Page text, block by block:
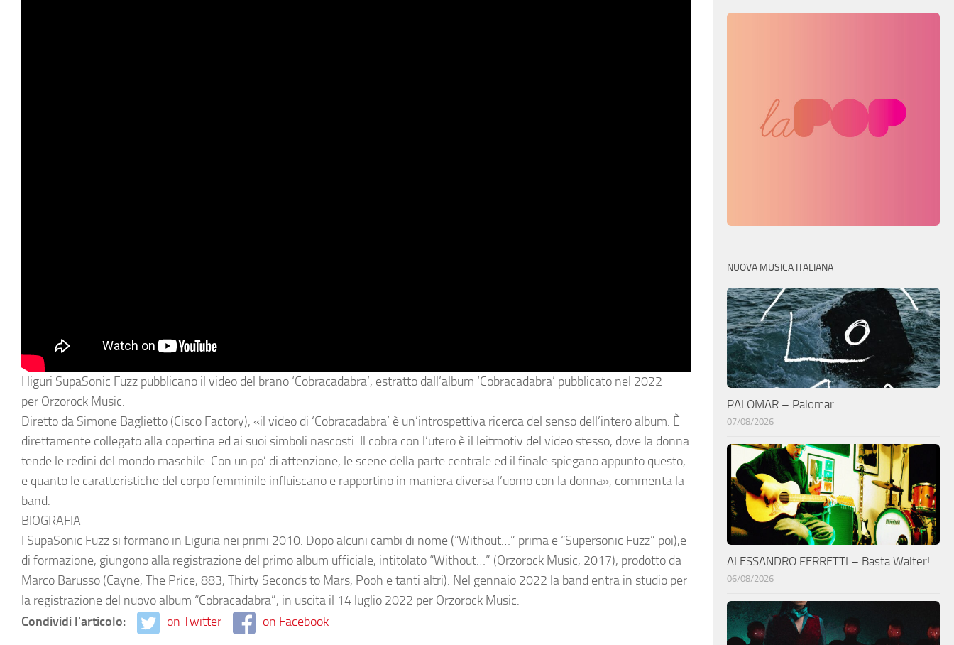
I liguri SupaSonic Fuzz pubblicano il video del brano ‘Cobracadabra’, estratto dall’album ‘Cobracadabra’ pubblicato nel 2022
per Orzorock Music.
Diretto da Simone Baglietto (Cisco Factory), «il video di ‘Cobracadabra’ è un’introspettiva ricerca del senso dell’intero album. È
direttamente collegato alla copertina ed ai suoi simboli nascosti. Il cobra con l’utero è il leitmotiv del video stesso, dove la donna
tende le redini del mondo maschile. Con un po’ di attenzione, le scene della parte centrale ed il finale spiegano appunto questo,
e quanto le caratteristiche del corpo femminile influiscano e rapportino in maniera diversa l’uomo con la donna», commenta la
band.
BIOGRAFIA
I SupaSonic Fuzz si formano in Liguria nei primi 2010. Dopo alcuni cambi di nome (“Without…” prima e “Supersonic Fuzz” poi),e
di formazione, giungono alla registrazione del primo album ufficiale, intitolato “Without…” (Orzorock Music, 2017), prodotto da
Marco Barusso (Cayne, The Price, 883, Thirty Seconds to Mars, Pooh e tanti altri). Nel gennaio 2022 la band entra in studio per
la registrazione del nuovo album “Cobracadabra”, in uscita il 14 luglio 2022 per Orzorock Music.
Condividi l'articolo:
on Twitter on Facebook
NUOVA MUSICA ITALIANA
PALOMAR – Palomar
07/08/2026
ALESSANDRO FERRETTI – Basta Walter!
06/08/2026